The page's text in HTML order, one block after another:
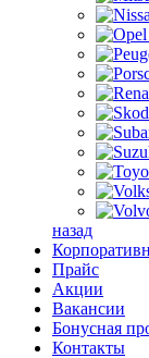
назад
Прайс
Акции
Вакансии
Бонусная
Контакты